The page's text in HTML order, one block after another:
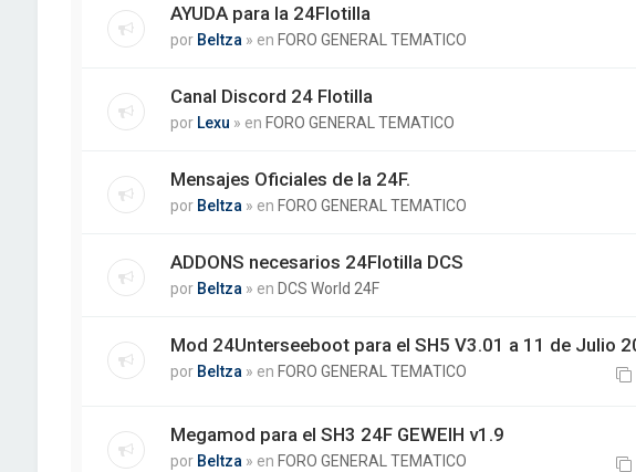
AYUDA para la 24Flotilla
por Beltza » en FORO GENERAL TEMATICO
Canal Discord 24 Flotilla
por Lexu » en FORO GENERAL TEMATICO
Mensajes Oficiales de la 24F.
por Beltza » en FORO GENERAL TEMATICO
ADDONS necesarios 24Flotilla DCS
por Beltza » en DCS World 24F
Mod 24Unterseeboot para el SH5 V3.01 a 11 de Julio
por Beltza » en FORO GENERAL TEMATICO
Megamod para el SH3 24F GEWEIH v1.9
por Beltza » en FORO GENERAL TEMATICO